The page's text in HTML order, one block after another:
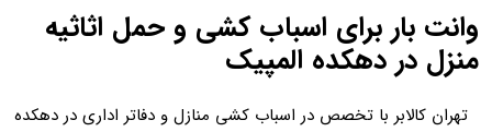
وانت بار برای اسباب‌ کشی و حمل اثاثیه
منزل در دهکده المپیک
تهران کالابر با تخصص در اسباب‌ کشی منازل و دفاتر اداری در دهکده